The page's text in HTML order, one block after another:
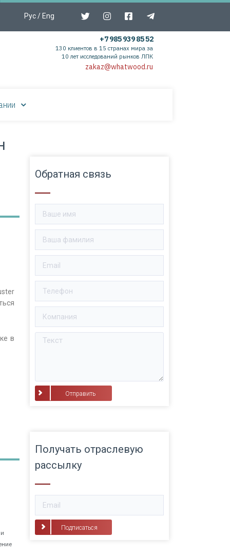
Рус/ Eng
+7 985 939 85 52
130 клиентов в 15 странах мира за
10 лет исследований рынков ЛПК
zakaz@whatwood.ru
в
Обратная связь
⠀Отправить⠀
Получать отраслевую
рассылку
Подписаться